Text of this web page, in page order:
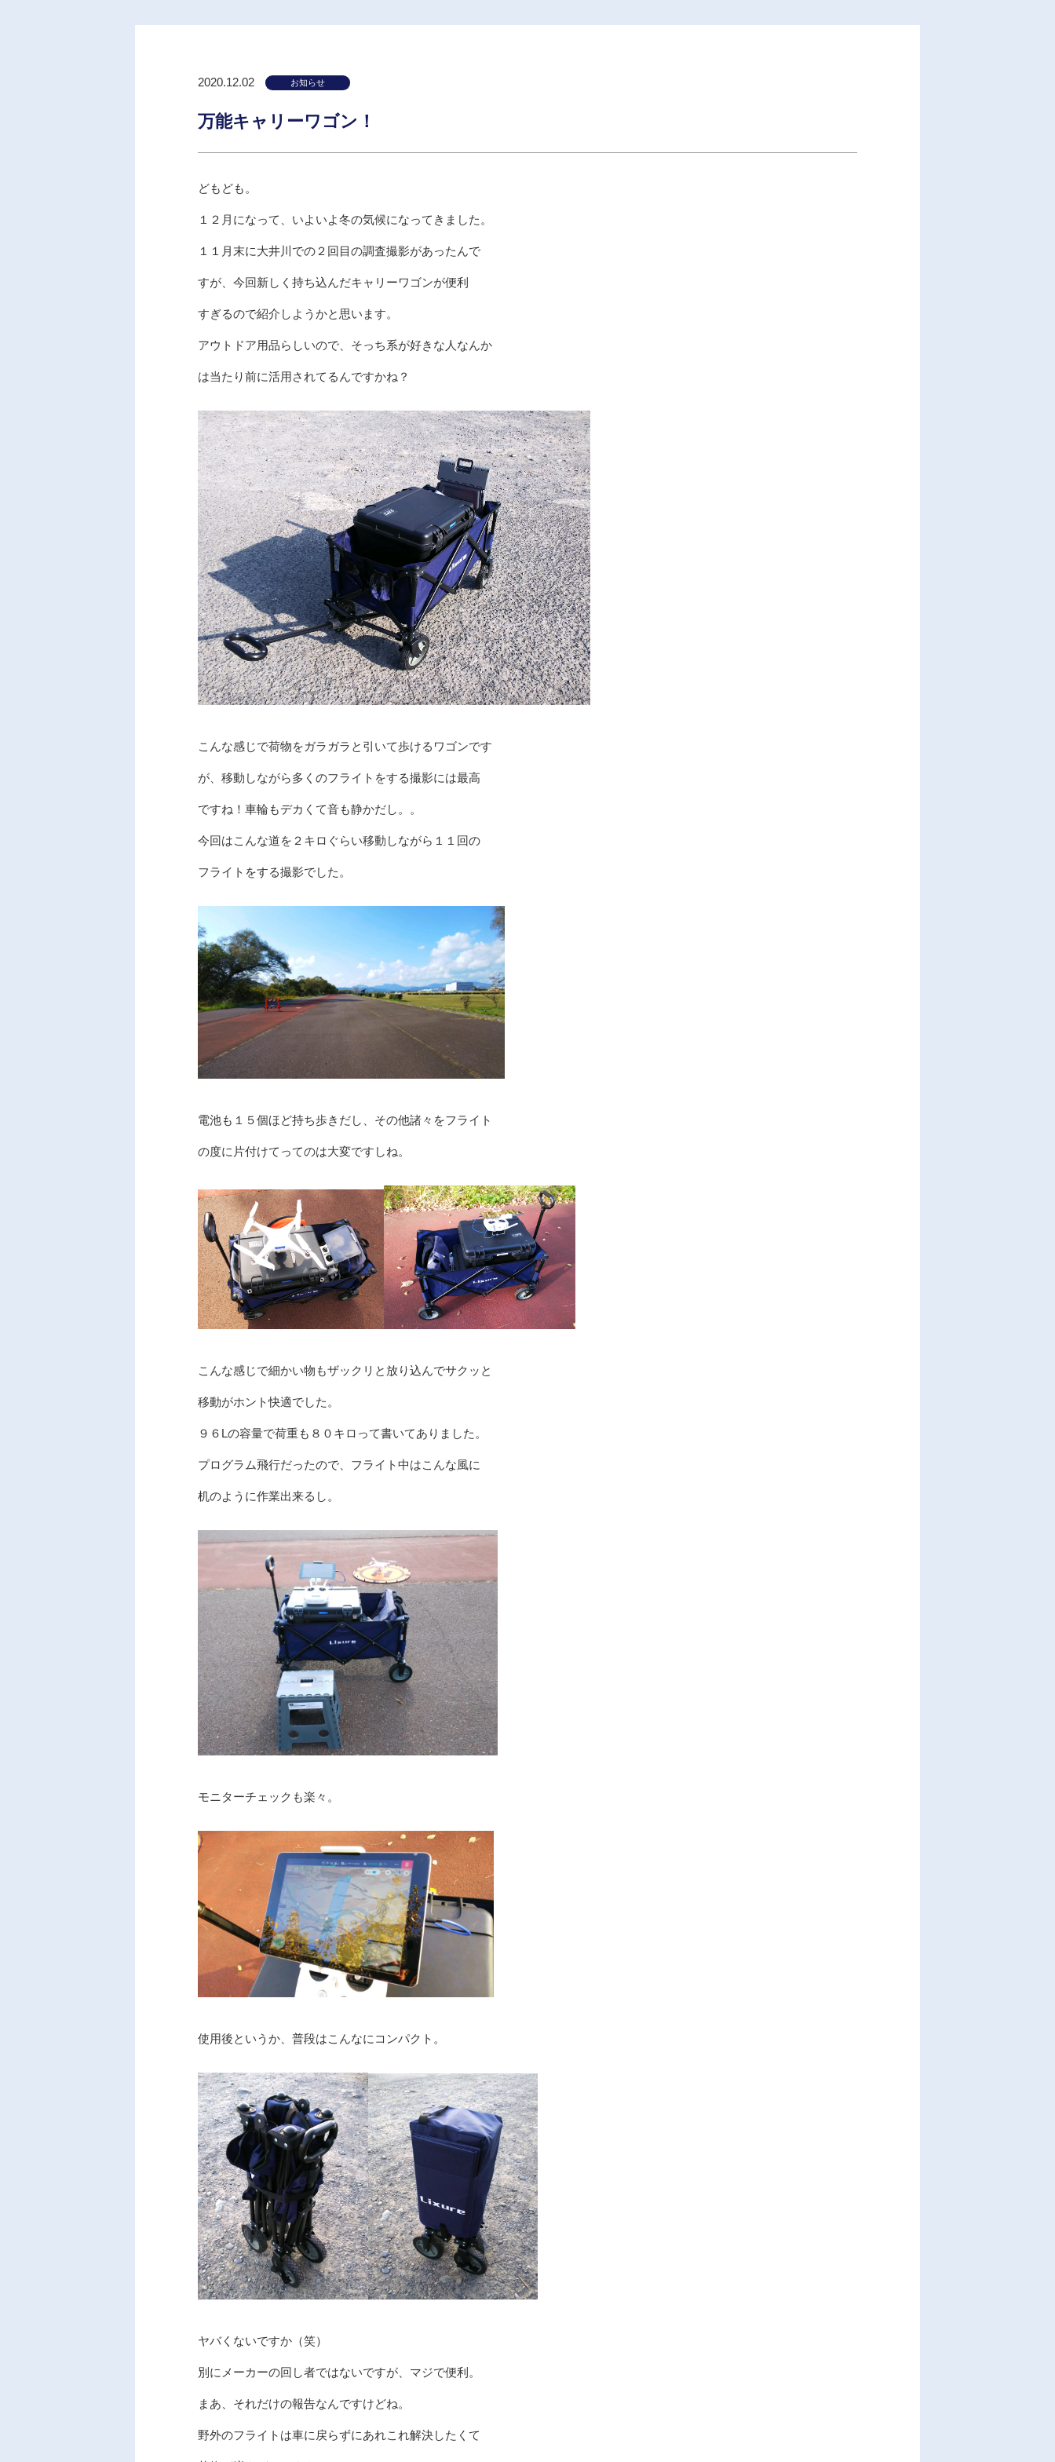
2020.12.02 お知らせ
万能キャリーワゴン！
どもども。
１２月になって、いよいよ冬の気候になってきました。
１１月末に大井川での２回目の調査撮影があったんで
すが、今回新しく持ち込んだキャリーワゴンが便利
すぎるので紹介しようかと思います。
アウトドア用品らしいので、そっち系が好きな人なんか
は当たり前に活用されてるんですかね？
こんな感じで荷物をガラガラと引いて歩けるワゴンです
が、移動しながら多くのフライトをする撮影には最高
ですね！車輪もデカくて音も静かだし。。
今回はこんな道を２キロぐらい移動しながら１１回の
フライトをする撮影でした。
電池も１５個ほど持ち歩きだし、その他諸々をフライト
の度に片付けてってのは大変ですしね。
こんな感じで細かい物もザックリと放り込んでサクッと
移動がホント快適でした。
９６Lの容量で荷重も８０キロって書いてありました。
プログラム飛行だったので、フライト中はこんな風に
机のように作業出来るし。
モニターチェックも楽々。
使用後というか、普段はこんなにコンパクト。
ヤバくないですか（笑）
別にメーカーの回し者ではないですが、マジで便利。
まあ、それだけの報告なんですけどね。
野外のフライトは車に戻らずにあれこれ解決したくて